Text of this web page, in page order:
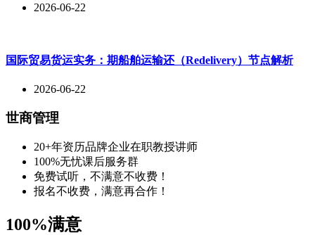
2026-06-22
国际贸易货运实务：期船舶运输还（Redelivery）节点解析
2026-06-22
世商管理
20+年资历品牌企业在职教授讲师
100%无忧课后服务群
免费试听，不满意不收费！
报名不收费，满意再合作！
100%满意